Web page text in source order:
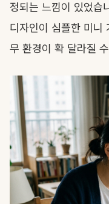
정되는 느낌이 있었습
디자인이 심플한 미니
무 환경이 확 달라질